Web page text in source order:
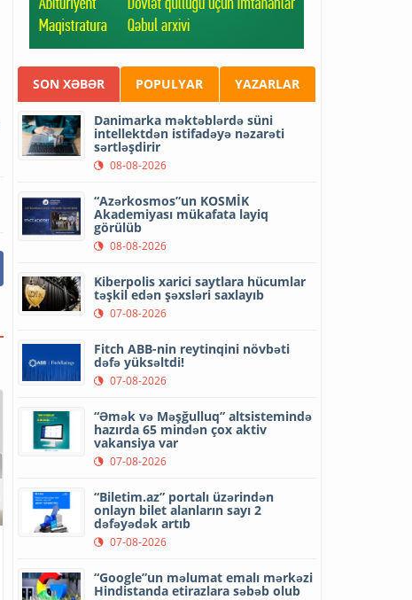
SON XƏBƏR POPULYAR YAZARLAR
Danimarka məktəblərdə süni
intellektdən istifadəyə nəzarəti
sərtləşdirir
08-08-2026
“Azərkosmos”un KOSMİK
Akademiyası mükafata layiq
görülüb
08-08-2026
Kiberpolis xarici saytlara hücumlar
təşkil edən şəxsləri saxlayıb
07-08-2026
Fitch ABB-nin reytinqini növbəti
dəfə yüksəltdi!
07-08-2026
“Əmək və Məşğulluq” altsistemində
hazırda 65 mindən çox aktiv
vakansiya var
07-08-2026
“Biletim.az” portalı üzərindən
onlayn bilet alanların sayı 2
dəfəyədək artıb
07-08-2026
“Google”un məlumat emalı mərkəzi
Hindistanda etirazlara səbəb olub